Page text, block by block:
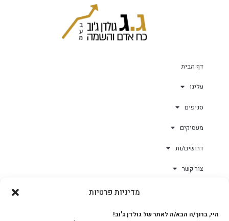
מדיניות פרטיות
היי, ברוך/ה הבא/ה לאתר של גולדן ג'וב!
דף הבית
עלינו
סניפים
מעסיקים
דרושים/ות
צור קשר